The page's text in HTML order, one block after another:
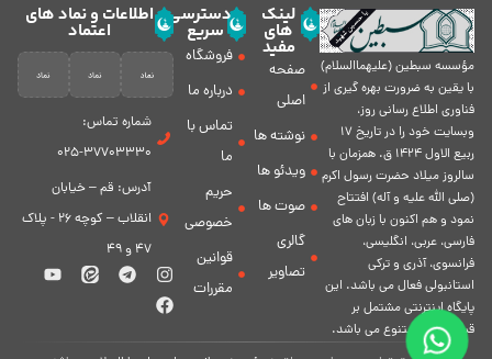
مؤسسه سبطين (عليهماالسلام)
با يقين به ضرورت بهره گیرى از
فناورى اطلاع رسانى روز،
وبسایت خود را در تاريخ 17
ربيع الاول 1424 ق. همزمان با
سالروز ميلاد حضرت رسول اكرم
(صلی الله علیه و آله) افتتاح
نمود و هم اكنون با زبان های
فارسی، عربى، انگلیسی،
فرانسوی، آذری و ترکی
استانبولی فعال مى باشد. اين
پايگاه اينترنتى مشتمل بر
قسمت هاى متنوع مى باشد.
لینک
های
مفید
صفحه
اصلی
نوشته ها
ویدئو ها
صوت ها
گالری
تصاویر
دسترسی
سریع
فروشگاه
درباره ما
تماس با
ما
حریم
خصوصی
قوانین
مقررات
اطلاعات و نماد های
اعتماد
شماره تماس:
37703330-025
آدرس: قم – خیابان
انقلاب – کوچه 26 - پلاک
47 و 49